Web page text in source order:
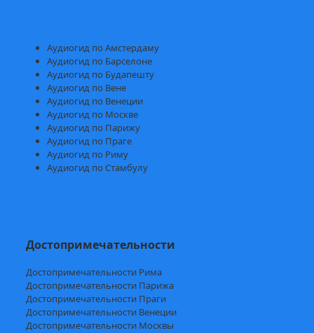
Аудиогид по Амстердаму
Аудиогид по Барселоне
Аудиогид по Будапешту
Аудиогид по Вене
Аудиогид по Венеции
Аудиогид по Москве
Аудиогид по Парижу
Аудиогид по Праге
Аудиогид по Риму
Аудиогид по Стамбулу
Достопримечательности
Достопримечательности Рима
Достопримечательности Парижа
Достопримечательности Праги
Достопримечательности Венеции
Достопримечательности Москвы